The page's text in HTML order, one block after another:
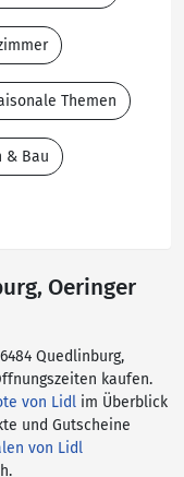
Themen
& Bau
Oeringer
Quedlinburg,
kaufen.
von Lidl im Überblick
und Gutscheine
von Lidl